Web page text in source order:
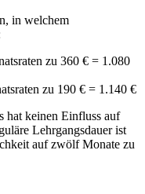
in welchem
zu 360 € = 1.080
zu 190 € = 1.140 €
hat keinen Einfluss auf
Lehrgangsdauer ist
auf zwölf Monate zu